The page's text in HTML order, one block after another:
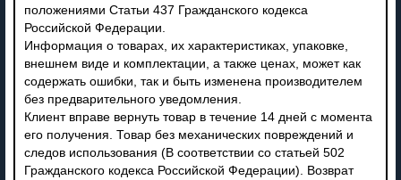
положениями Статьи 437 Гражданского кодекса
Российской Федерации.
Информация о товарах, их характеристиках, упаковке,
внешнем виде и комплектации, а также ценах, может как
содержать ошибки, так и быть изменена производителем
без предварительного уведомления.
Клиент вправе вернуть товар в течение 14 дней с момента
его получения. Товар без механических повреждений и
следов использования (В соответствии со статьей 502
Гражданского кодекса Российской Федерации). Возврат